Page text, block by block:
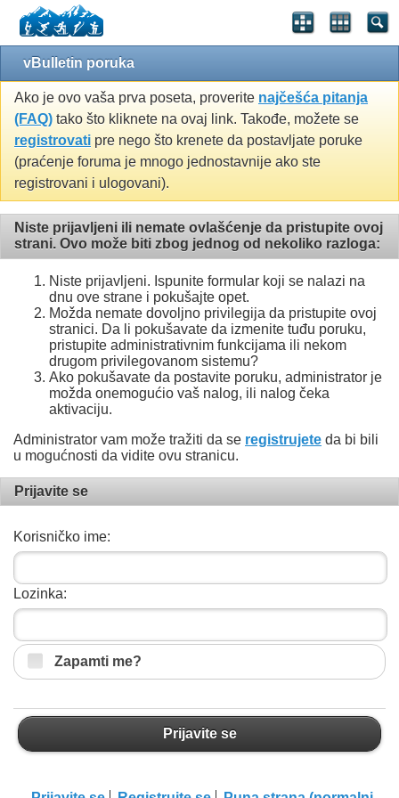
vBulletin poruka
Ako je ovo vaša prva poseta, proverite najčešća pitanja
(FAQ) tako što kliknete na ovaj link. Takođe, možete se
registrovati pre nego što krenete da postavljate poruke
(praćenje foruma je mnogo jednostavnije ako ste
registrovani i ulogovani).
Niste prijavljeni ili nemate ovlašćenje da pristupite ovoj
strani. Ovo može biti zbog jednog od nekoliko razloga:
Niste prijavljeni. Ispunite formular koji se nalazi na
dnu ove strane i pokušajte opet.
Možda nemate dovoljno privilegija da pristupite ovoj
stranici. Da li pokušavate da izmenite tuđu poruku,
pristupite administrativnim funkcijama ili nekom
drugom privilegovanom sistemu?
Ako pokušavate da postavite poruku, administrator je
možda onemogućio vaš nalog, ili nalog čeka
aktivaciju.
Administrator vam može tražiti da se registrujete da bi bili
u mogućnosti da vidite ovu stranicu.
Prijavite se
Korisničko ime:
Lozinka:
Zapamti me?
Prijavite se